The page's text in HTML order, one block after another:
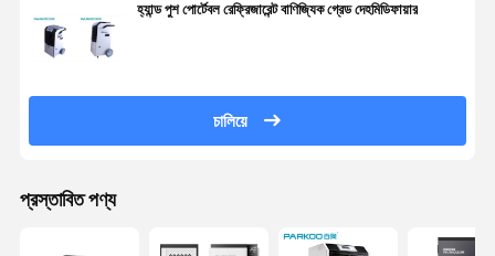
হ্যান্ড পুশ পোর্টেবল রেফ্রিজারেন্ট বাণিজ্যিক গ্রেড দেহমিডিফায়ার
চালিয়ে
প্রস্তাবিত পণ্য